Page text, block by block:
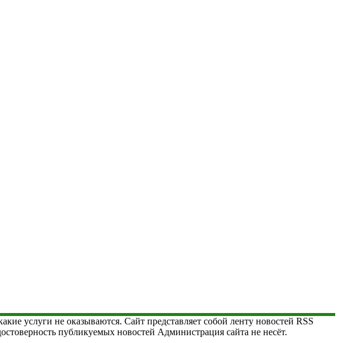
услуги не оказываются. Сайт представляет собой ленту новостей RSS
публикуемых новостей Администрация сайта не несёт.